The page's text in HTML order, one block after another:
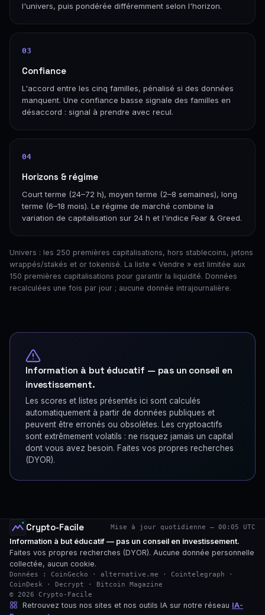
l'univers, puis pondérée différemment selon l'horizon.
03
Confiance
L'accord entre les cinq familles, pénalisé si des données
manquent. Une confiance basse signale des familles en
désaccord : signal à prendre avec recul.
04
Horizons & régime
Court terme (24–72 h), moyen terme (2–8 semaines), long
terme (6–18 mois). Le régime de marché combine la
variation de capitalisation sur 24 h et l'indice Fear & Greed.
Univers : les 250 premières capitalisations, hors stablecoins, jetons
wrappés/stakés et or tokenisé. La liste « Vendre » est limitée aux
150 premières capitalisations pour garantir la liquidité. Données
recalculées une fois par jour ; aucune donnée intrajournalière.
Information à but éducatif — pas un conseil en
investissement.
Les scores et listes présentés ici sont calculés
automatiquement à partir de données publiques et
peuvent être erronés ou obsolètes. Les cryptoactifs
sont extrêmement volatils : ne risquez jamais un capital
dont vous avez besoin. Faites vos propres recherches
(DYOR).
Crypto-Facile Mise à jour quotidienne — 00:05 UTC
Information à but éducatif — pas un conseil en investissement.
Faites vos propres recherches (DYOR). Aucune donnée personnelle
collectée, aucun cookie.
Données : CoinGecko · alternative.me · Cointelegraph ·
CoinDesk · Decrypt · Bitcoin Magazine
© 2026 Crypto-Facile
Retrouvez tous nos sites et nos outils IA sur notre réseau IA-